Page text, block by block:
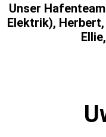
Unser
Elektrik),